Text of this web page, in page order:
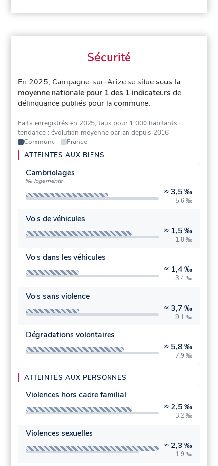
Sécurité
En 2025, Campagne-sur-Arize se situesous la
moyenne nationale pour 1 des 1 indicateurs de
délinquance publiés pour la commune.
Faits enregistrés en 2025, taux pour 1 000 habitants ·
tendance : évolution moyenne par an depuis 2016
Commune
France
ATTEINTES AUX BIENS
Cambriolages
‰ logements
≈ 3,5 ‰
5,6 ‰
Vols de véhicules
≈ 1,5 ‰
1,8 ‰
Vols dans les véhicules
≈ 1,4 ‰
3,4 ‰
Vols sans violence
≈ 3,7 ‰
9,1 ‰
Dégradations volontaires
≈ 5,8 ‰
7,9 ‰
ATTEINTES AUX PERSONNES
Violences hors cadre familial
≈ 2,5 ‰
3,2 ‰
Violences sexuelles
≈ 2,3 ‰
1,9 ‰